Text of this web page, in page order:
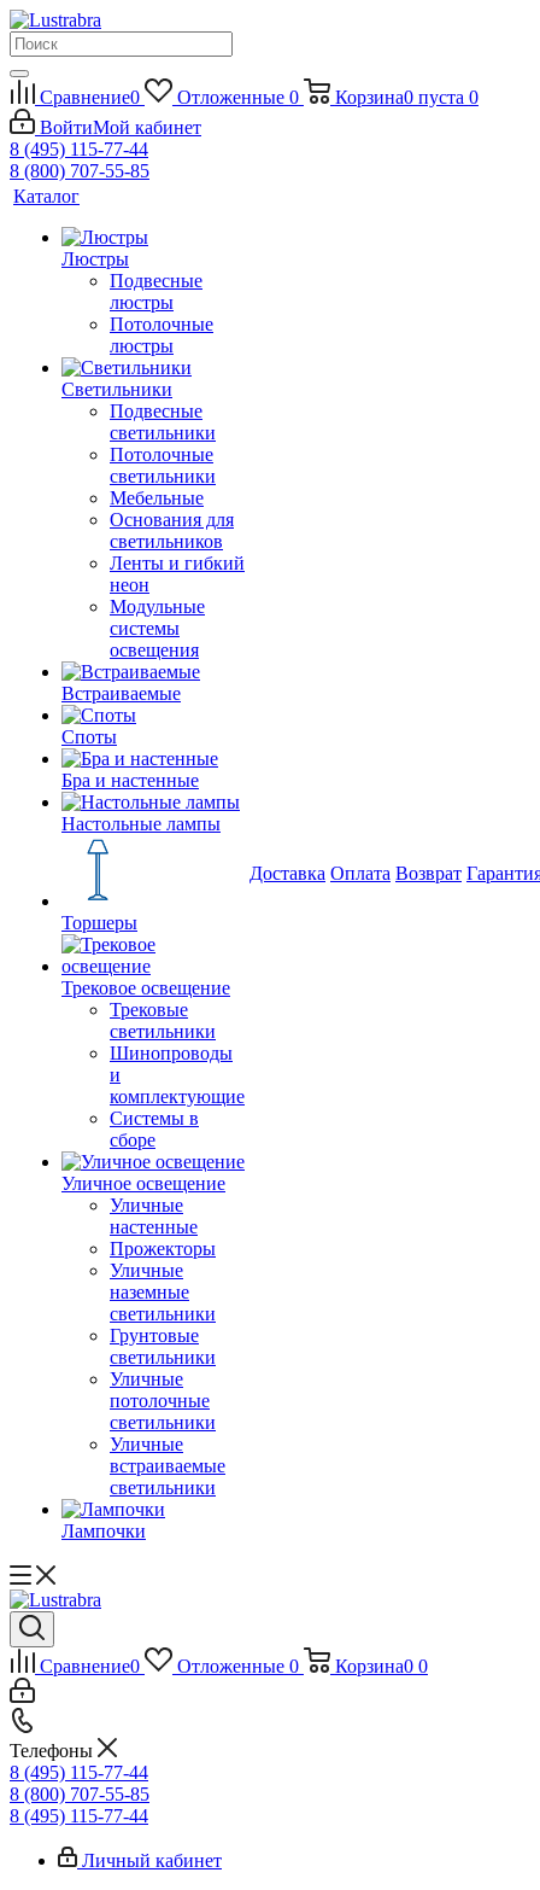
Сравнение0 Отложенные 0 Корзина0 пуста 0
ВойтиМой кабинет
8 (495) 115-77-44
8 (800) 707-55-85
Каталог
Люстры
Подвесные
люстры
Потолочные
люстры
Светильники
Подвесные
светильники
Потолочные
светильники
Мебельные
Основания для
светильников
Ленты и гибкий
неон
Модульные
системы
освещения
Встраиваемые
Споты
Бра и настенные
Настольные лампы
Торшеры
Трековое освещение
Трековые
светильники
Шинопроводы
и
комплектующие
Системы в
сборе
Уличное освещение
Уличные
настенные
Прожекторы
Уличные
наземные
светильники
Грунтовые
светильники
Уличные
потолочные
светильники
Уличные
встраиваемые
светильники
Лампочки
Доставка Оплата Возврат
Сравнение0 Отложенные 0 Корзина0 0
Телефоны
8 (495) 115-77-44
8 (800) 707-55-85
8 (495) 115-77-44
Личный кабинет